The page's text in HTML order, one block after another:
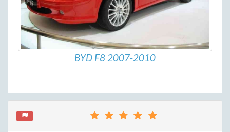
BYD F8 2007-2010